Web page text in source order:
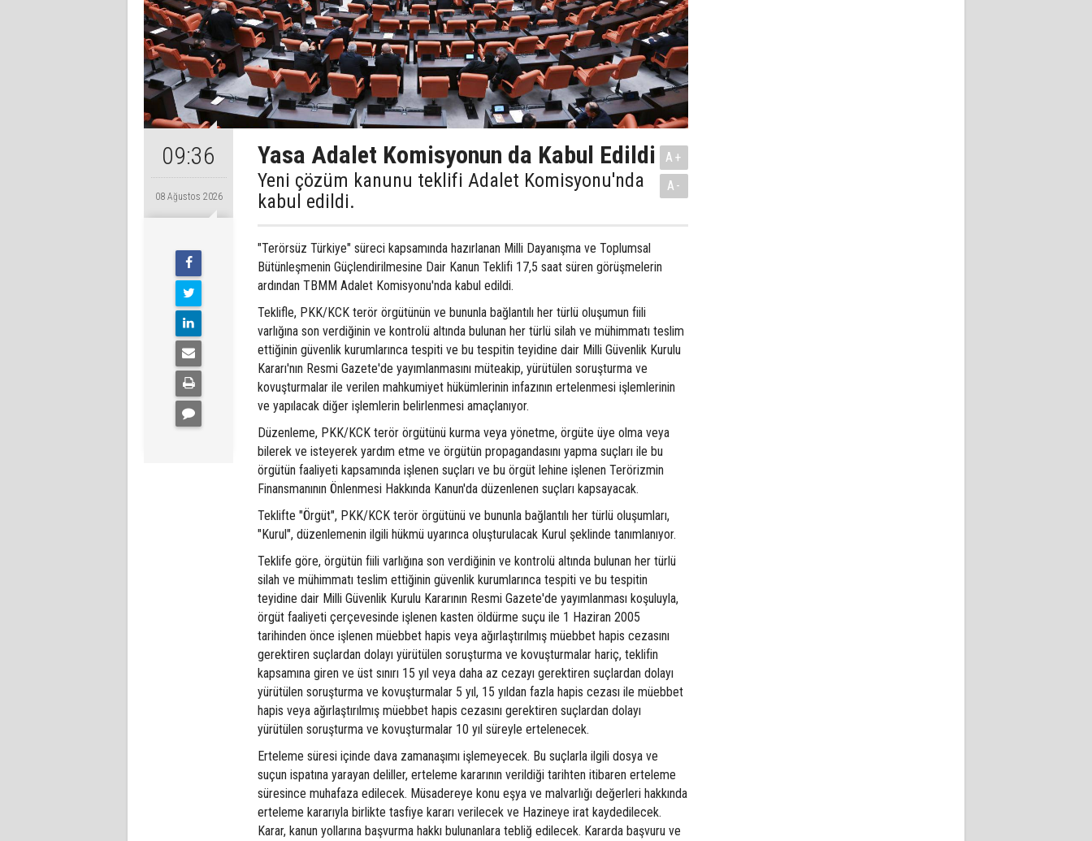
09:36
08 Ağustos 2026
Yasa Adalet Komisyonun da Kabul Edildi
Yeni çözüm kanunu teklifi Adalet Komisyonu'nda
kabul edildi.
A+
A-
"Terörsüz Türkiye" süreci kapsamında hazırlanan Milli Dayanışma ve Toplumsal
Bütünleşmenin Güçlendirilmesine Dair Kanun Teklifi 17,5 saat süren görüşmelerin
ardından TBMM Adalet Komisyonu'nda kabul edildi.
Teklifle, PKK/KCK terör örgütünün ve bununla bağlantılı her türlü oluşumun fiili
varlığına son verdiğinin ve kontrolü altında bulunan her türlü silah ve mühimmatı teslim
ettiğinin güvenlik kurumlarınca tespiti ve bu tespitin teyidine dair Milli Güvenlik Kurulu
Kararı'nın Resmi Gazete'de yayımlanmasını müteakip, yürütülen soruşturma ve
kovuşturmalar ile verilen mahkumiyet hükümlerinin infazının ertelenmesi işlemlerinin
ve yapılacak diğer işlemlerin belirlenmesi amaçlanıyor.
Düzenleme, PKK/KCK terör örgütünü kurma veya yönetme, örgüte üye olma veya
bilerek ve isteyerek yardım etme ve örgütün propagandasını yapma suçları ile bu
örgütün faaliyeti kapsamında işlenen suçları ve bu örgüt lehine işlenen Terörizmin
Finansmanının Önlenmesi Hakkında Kanun'da düzenlenen suçları kapsayacak.
Teklifte "Örgüt", PKK/KCK terör örgütünü ve bununla bağlantılı her türlü oluşumları,
"Kurul", düzenlemenin ilgili hükmü uyarınca oluşturulacak Kurul şeklinde tanımlanıyor.
Teklife göre, örgütün fiili varlığına son verdiğinin ve kontrolü altında bulunan her türlü
silah ve mühimmatı teslim ettiğinin güvenlik kurumlarınca tespiti ve bu tespitin
teyidine dair Milli Güvenlik Kurulu Kararının Resmi Gazete'de yayımlanması koşuluyla,
örgüt faaliyeti çerçevesinde işlenen kasten öldürme suçu ile 1 Haziran 2005
tarihinden önce işlenen müebbet hapis veya ağırlaştırılmış müebbet hapis cezasını
gerektiren suçlardan dolayı yürütülen soruşturma ve kovuşturmalar hariç, teklifin
kapsamına giren ve üst sınırı 15 yıl veya daha az cezayı gerektiren suçlardan dolayı
yürütülen soruşturma ve kovuşturmalar 5 yıl, 15 yıldan fazla hapis cezası ile müebbet
hapis veya ağırlaştırılmış müebbet hapis cezasını gerektiren suçlardan dolayı
yürütülen soruşturma ve kovuşturmalar 10 yıl süreyle ertelenecek.
Erteleme süresi içinde dava zamanaşımı işlemeyecek. Bu suçlarla ilgili dosya ve
suçun ispatına yarayan deliller, erteleme kararının verildiği tarihten itibaren erteleme
süresince muhafaza edilecek. Müsadereye konu eşya ve malvarlığı değerleri hakkında
erteleme kararıyla birlikte tasfiye kararı verilecek ve Hazineye irat kaydedilecek.
Karar, kanun yollarına başvurma hakkı bulunanlara tebliğ edilecek. Kararda başvuru ve